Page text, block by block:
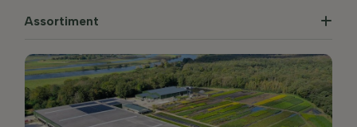
Assortiment